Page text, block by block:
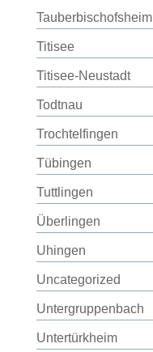
Tauberbischofsheim
Titisee
Titisee-Neustadt
Todtnau
Trochtelfingen
Tübingen
Tuttlingen
Überlingen
Uhingen
Uncategorized
Untergruppenbach
Untertürkheim